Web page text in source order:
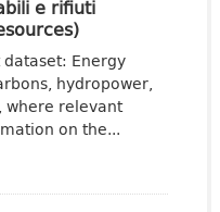
e rifiuti
dataset: Energy
hydropower,
where relevant
on the...